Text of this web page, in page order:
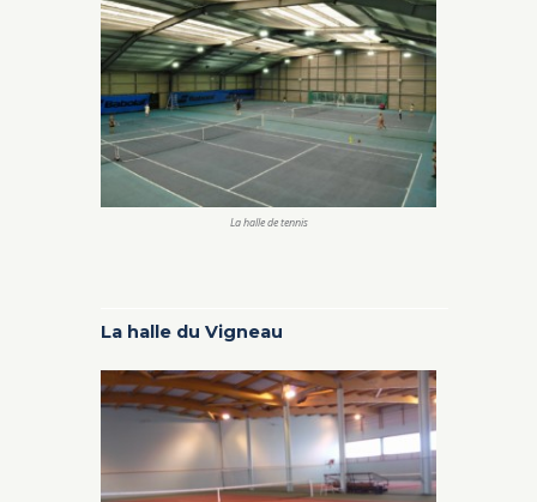
La halle de tennis
La halle du Vigneau